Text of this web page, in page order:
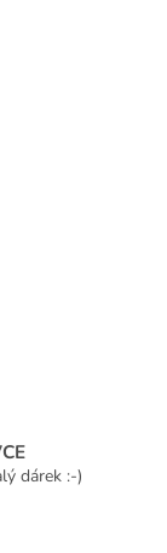
dárek :-)